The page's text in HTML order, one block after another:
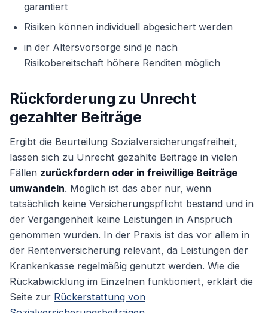
garantiert
Risiken können individuell abgesichert werden
in der Altersvorsorge sind je nach
Risikobereitschaft höhere Renditen möglich
Rückforderung zu Unrecht
gezahlter Beiträge
Ergibt die Beurteilung Sozialversicherungsfreiheit,
lassen sich zu Unrecht gezahlte Beiträge in vielen
Fällen zurückfordern oder in freiwillige Beiträge
umwandeln. Möglich ist das aber nur, wenn
tatsächlich keine Versicherungspflicht bestand und in
der Vergangenheit keine Leistungen in Anspruch
genommen wurden. In der Praxis ist das vor allem in
der Rentenversicherung relevant, da Leistungen der
Krankenkasse regelmäßig genutzt werden. Wie die
Rückabwicklung im Einzelnen funktioniert, erklärt die
Seite zur Rückerstattung von